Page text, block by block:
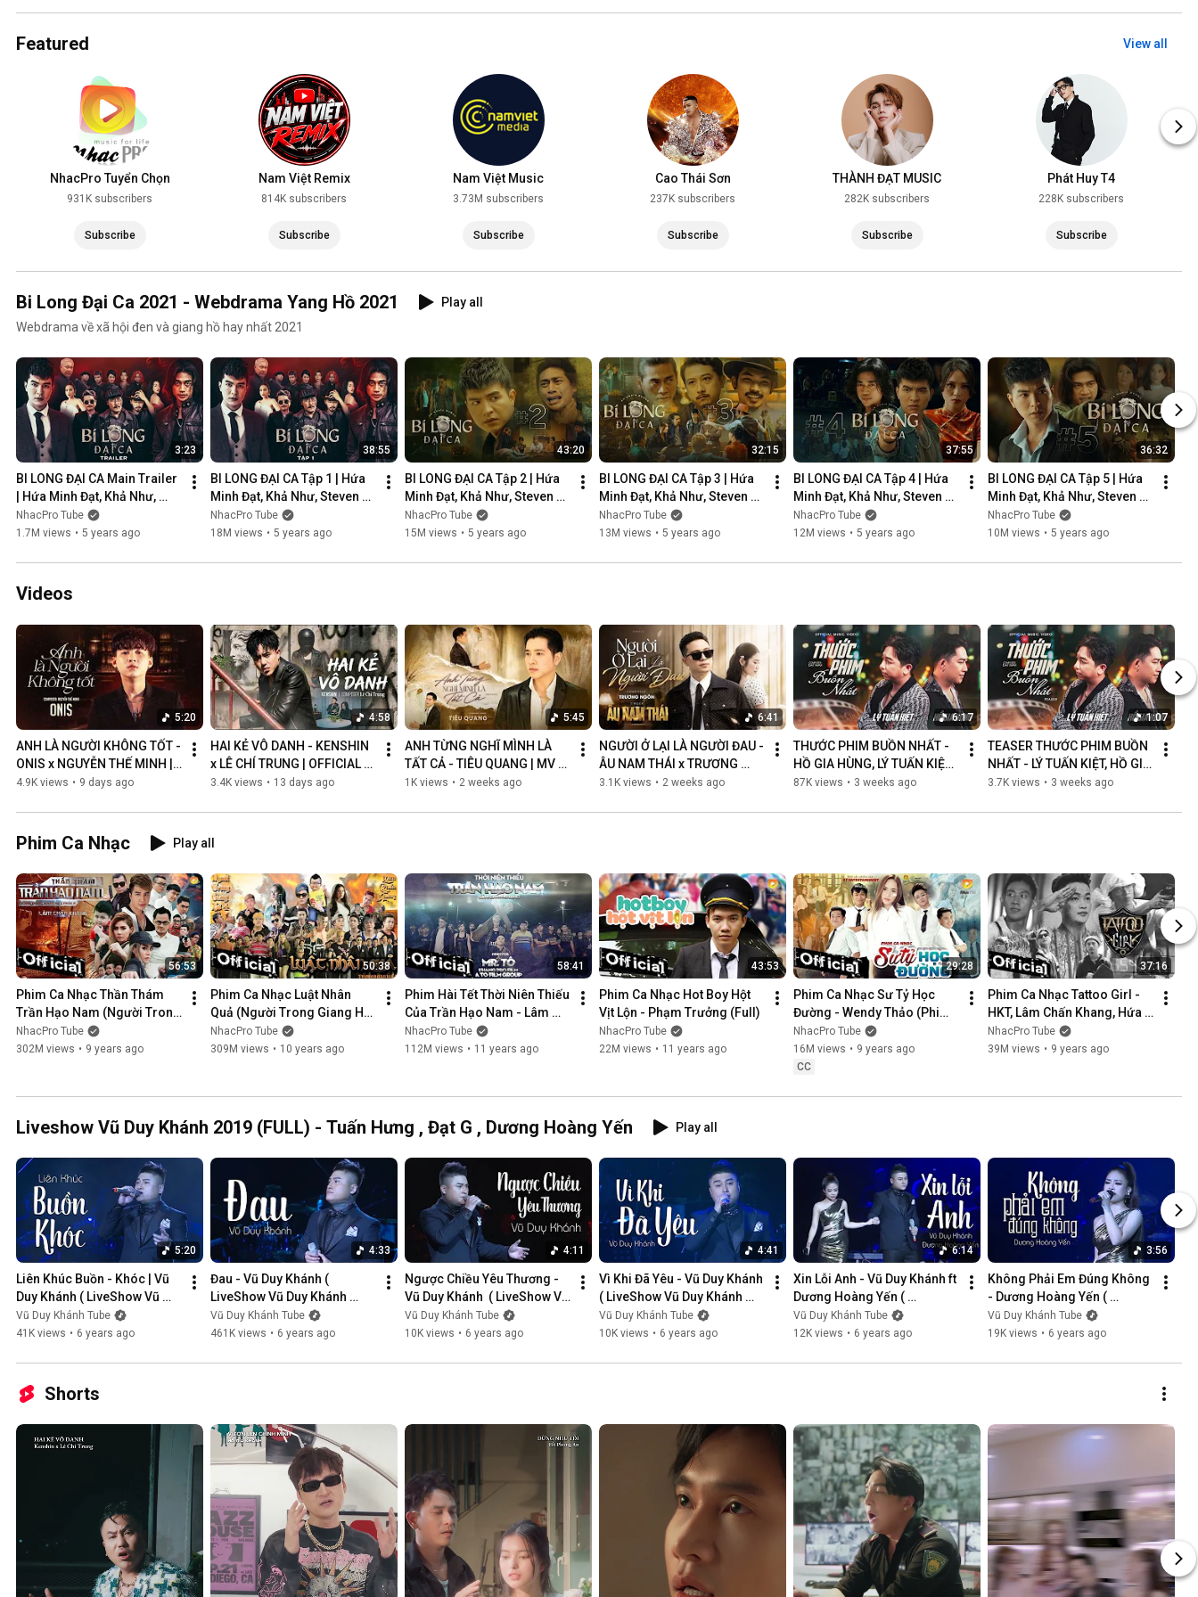
Featured View all
NhacPro Tuyển Chọn
931K subscribers
Subscribe
Nam Việt Remix
814K subscribers
Subscribe
Nam Việt Music
3.73M subscribers
Subscribe
Cao Thái Sơn
237K subscribers
Subscribe
THÀNH ĐẠT MUSIC
282K subscribers
Subscribe
Phát Huy T4
228K subscribers
Subscribe
Bi Long Đại Ca 2021 - Webdrama Yang Hồ 2021
Play all
Webdrama về xã hội đen và giang hồ hay nhất 2021
3:23
BI LONG ĐẠI CA Main Trailer
| Hứa Minh Đạt, Khả Như,
Steven Nguyễn, Lợi Trần |
Webdrama Yang Hồ 2021
NhacPro Tube
1.7M views • 5 years ago
38:55
BI LONG ĐẠI CA Tập 1 | Hứa
Minh Đạt, Khả Như, Steven
Nguyễn, Lợi Trần |
Webdrama Yang Hồ 2021
NhacPro Tube
18M views • 5 years ago
43:20
BI LONG ĐẠI CA Tập 2 | Hứa
Minh Đạt, Khả Như, Steven
Nguyễn, Lợi Trần |
Webdrama Yang Hồ 2021
NhacPro Tube
15M views • 5 years ago
32:15
BI LONG ĐẠI CA Tập 3 | Hứa
Minh Đạt, Khả Như, Steven
Nguyễn, Lợi Trần |
Webdrama Yang Hồ 2021
NhacPro Tube
13M views • 5 years ago
37:55
BI LONG ĐẠI CA Tập 4 | Hứa
Minh Đạt, Khả Như, Steven
Nguyễn, Lợi Trần |
Webdrama Yang Hồ 2021
NhacPro Tube
12M views • 5 years ago
36:32
BI LONG ĐẠI CA Tập 5 | Hứa
Minh Đạt, Khả Như, Steven
Nguyễn, Lợi Trần |
Webdrama Yang Hồ 2021
NhacPro Tube
10M views • 5 years ago
Videos
5:20
ANH LÀ NGƯỜI KHÔNG TỐT -
ONIS x NGUYỄN THẾ MINH |
OFFICIAL MV
4.9K views • 9 days ago
4:58
HAI KẺ VÔ DANH - KENSHIN
x LÊ CHÍ TRUNG | OFFICIAL
MUSIC VIDEO
3.4K views • 13 days ago
5:45
ANH TỪNG NGHĨ MÌNH LÀ
TẤT CẢ - TIÊU QUANG | MV
OFFICIAL
1K views • 2 weeks ago
6:41
NGƯỜI Ở LẠI LÀ NGƯỜI ĐAU -
ÂU NAM THÁI x TRƯƠNG
NGÔN | MV OFFICIAL
3.1K views • 2 weeks ago
6:17
THƯỚC PHIM BUỒN NHẤT -
HỒ GIA HÙNG, LÝ TUẤN KIỆT |
OFFICIAL MUSIC VIDEO
87K views • 3 weeks ago
1:07
TEASER THƯỚC PHIM BUỒN
NHẤT - LÝ TUẤN KIỆT, HỒ GIA
HÙNG | NGÀN LỜI NGƯỜI ĐÃ
3.7K views • 3 weeks ago
Phim Ca Nhạc Play all
56:53
Phim Ca Nhạc Thần Thám
Trần Hạo Nam (Người Trong
Giang Hồ 5) - Lâm Chấn
Khang 2017
NhacPro Tube
302M views • 9 years ago
50:38
Phim Ca Nhạc Luật Nhân
Quả (Người Trong Giang Hồ
4) - Lâm Chấn Khang 2016
NhacPro Tube
309M views • 10 years ago
58:41
Phim Hài Tết Thời Niên Thiếu
Của Trần Hạo Nam - Lâm
Chấn Khang [Official]
NhacPro Tube
112M views • 11 years ago
43:53
Phim Ca Nhạc Hot Boy Hột
Vịt Lộn - Phạm Trưởng (Full)
NhacPro Tube
22M views • 11 years ago
29:28
Phim Ca Nhạc Sư Tỷ Học
Đường - Wendy Thảo (Phim
Ca Nhạc Hay Nhất 2017)
NhacPro Tube
16M views • 9 years ago
CC
37:16
Phim Ca Nhạc Tattoo Girl -
HKT, Lâm Chấn Khang, Hứa
Minh Đạt, Thanh Tân
NhacPro Tube
39M views • 9 years ago
Liveshow Vũ Duy Khánh 2019 (FULL) - Tuấn Hưng , Đạt G , Dương Hoàng Yến Play all
5:20
Liên Khúc Buồn - Khóc | Vũ
Duy Khánh ( LiveShow Vũ
Duy Khánh 2019 Phần 1/21 )
Vũ Duy Khánh Tube
41K views • 6 years ago
4:33
Đau - Vũ Duy Khánh (
LiveShow Vũ Duy Khánh
2019 Phần 2/21 )
Vũ Duy Khánh Tube
461K views • 6 years ago
4:11
Ngược Chiều Yêu Thương -
Vũ Duy Khánh  ( LiveShow Vũ
Duy Khánh 2019 Phần 3/21 )
Vũ Duy Khánh Tube
10K views • 6 years ago
4:41
Vì Khi Đã Yêu - Vũ Duy Khánh
( LiveShow Vũ Duy Khánh
2019 Phần 4/21 )
Vũ Duy Khánh Tube
10K views • 6 years ago
6:14
Xin Lỗi Anh - Vũ Duy Khánh ft
Dương Hoàng Yến (
LiveShow Vũ Duy Khánh
2019 Phần 5/21 )
Vũ Duy Khánh Tube
12K views • 6 years ago
3:56
Không Phải Em Đúng Không
- Dương Hoàng Yến (
LiveShow Vũ Duy Khánh
2019 Phần 6/21 )
Vũ Duy Khánh Tube
19K views • 6 years ago
Shorts